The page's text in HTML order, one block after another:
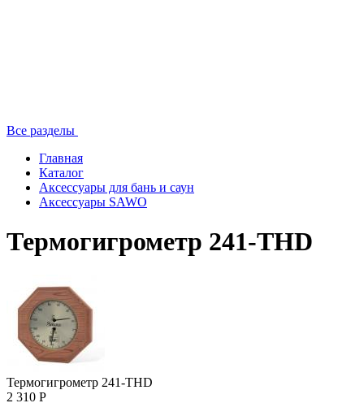
Все разделы
Главная
Каталог
Аксессуары для бань и саун
Аксессуары SAWO
Термогигрометр 241-THD
Термогигрометр 241-THD
2 310 Р